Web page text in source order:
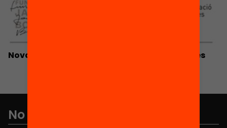
Nova recerca sobre l’efectivitat de les beques
No et perdis res